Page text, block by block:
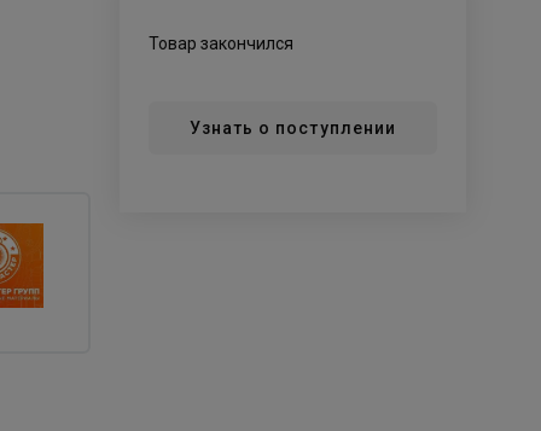
Товар закончился
Узнать о поступлении